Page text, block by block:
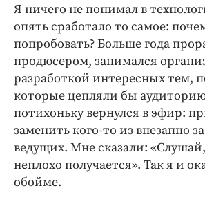
Я ничего не понимал в
опять сработало то самое:
попробовать? Больше года
продюсером, занимался
разработкой интересных тем,
которые цепляли бы
потихоньку вернулся в эфир:
заменить кого-то из внезапно
ведущих. Мне сказали: «Слушай,
неплохо получается». Так я и
обойме.